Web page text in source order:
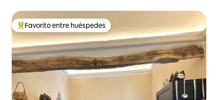
De los mejores en Favorito entre huéspedes
Favorito entre huéspedes